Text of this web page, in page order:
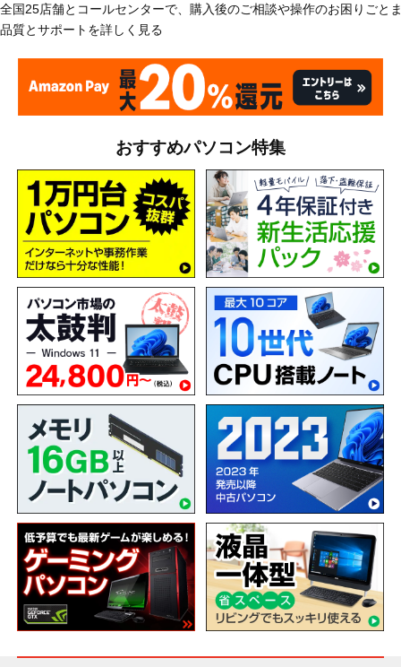
全国25店舗とコールセンターで、購入後のご相談や操作のお困りごと
品質とサポートを詳しく見る
おすすめパソコン特集